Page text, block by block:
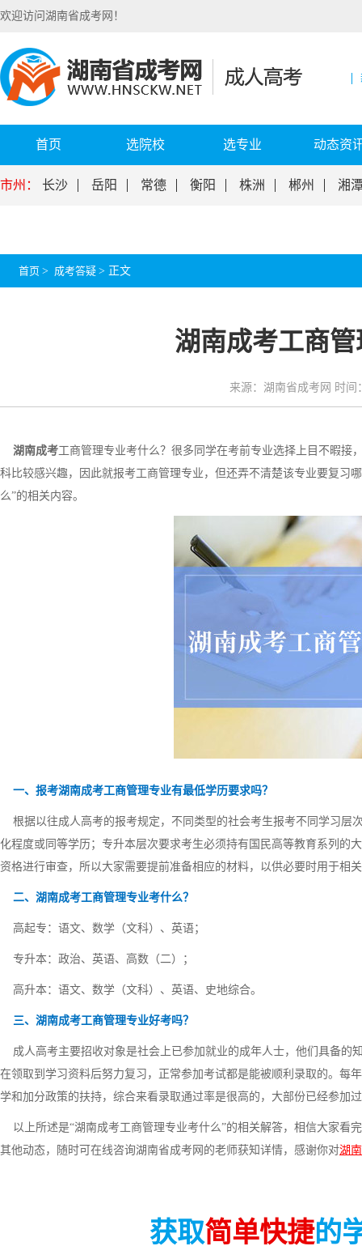
欢迎访问湖南省成考网！
首页 选院校 选专业 动态资
市州： 长沙 岳阳 常德 衡阳 株洲 郴州 湘
首页 > 成考答疑 > 正文
湖南成考工商
来源：湖南省成考网 时间
湖南成考工商管理专业考什么？很多同学在考前专业选择上目不暇接
科比较感兴趣，因此就报考工商管理专业，但还弄不清楚该专业要复习
么”的相关内容。
一、报考湖南成考工商管理专业有最低学历要求吗？
根据以往成人高考的报考规定，不同类型的社会考生报考不同学习层
化程度或同等学历；专升本层次要求考生必须持有国民高等教育系列的
资格进行审查，所以大家需要提前准备相应的材料，以供必要时用于相
二、湖南成考工商管理专业考什么？
高起专：语文、数学（文科）、英语；
专升本：政治、英语、高数（二）；
高升本：语文、数学（文科）、英语、史地综合。
三、湖南成考工商管理专业好考吗？
成人高考主要招收对象是社会上已参加就业的成年人士，他们具备的
在领取到学习资料后努力复习，正常参加考试都是能被顺利录取的。每
学和加分政策的扶持，综合来看录取通过率是很高的，大部份已经参加
以上所述是“湖南成考工商管理专业考什么”的相关解答，相信大家看
其他动态，随时可在线咨询湖南省成考网的老师获知详情，感谢你对湖
获取简单快捷的